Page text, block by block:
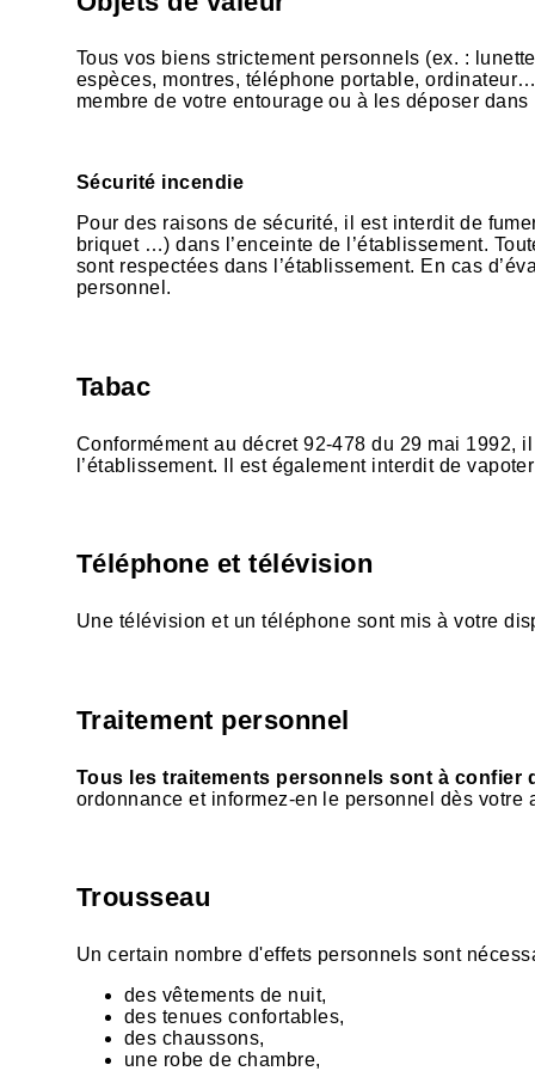
Tous vos biens strictement personnels (ex. :
espèces, montres, téléphone portable,
membre de votre entourage ou à les déposer
Sécurité incendie
Pour des raisons de sécurité, il est interdit de
briquet …) dans l’enceinte de l’établissement.
sont respectées dans l’établissement. En cas
personnel.
Tabac
Conformément au décret 92-478 du 29 mai 1992,
l’établissement. Il est également interdit de
Téléphone et télévision
Une télévision et un téléphone sont mis à votre
Traitement personnel
Tous les traitements personnels sont à confier
ordonnance et informez-en le personnel dès votre
Trousseau
Un certain nombre d'effets personnels sont
des vêtements de nuit,
des tenues confortables,
des chaussons,
une robe de chambre,